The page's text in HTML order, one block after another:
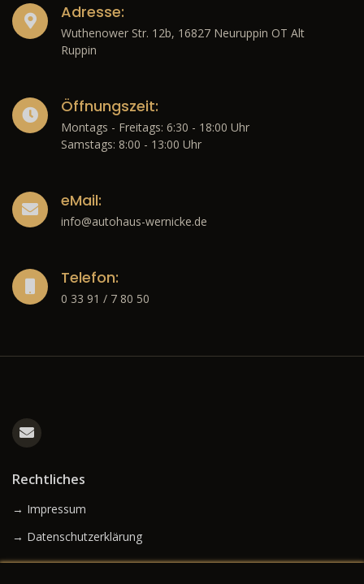
Adresse:
Wuthenower Str. 12b, 16827 Neuruppin OT Alt
Ruppin
Öffnungszeit:
Montags - Freitags: 6:30 - 18:00 Uhr
Samstags: 8:00 - 13:00 Uhr
eMail:
info@autohaus-wernicke.de
Telefon:
0 33 91 / 7 80 50
Rechtliches
→ Impressum
→ Datenschutzerklärung